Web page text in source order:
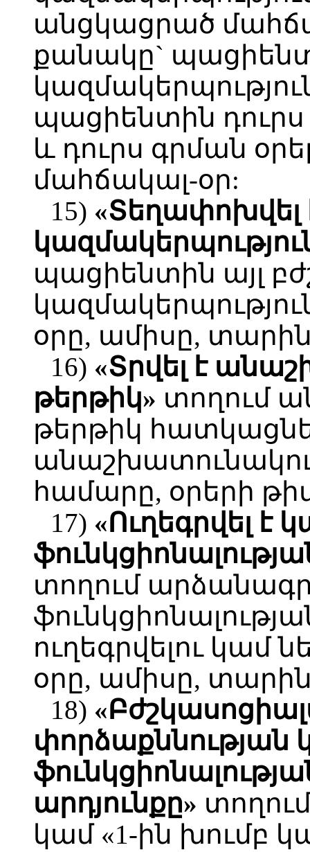
անցկացրած
քանակը`
պացիենտին դուրս
և դուրս գրման
մահճակալ-օր:
15) «Տեղափոխվել
պացիենտին այլ
օրը, ամիսը,
16) «Տրվել է
թերթիկ» տողում
թերթիկ
համարը, օրերի
17) «Ուղեգրվել է
տողում
ուղեգրվելու կամ
օրը, ամիսը,
18)
փորձաքննության
արդյունքը»
կամ «1-ին խումբ